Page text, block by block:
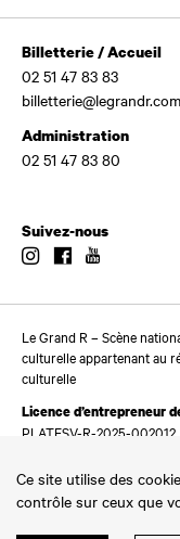
Billetterie / Accueil
02 51 47 83 83
billetterie@legrandr.com
Administration
02 51 47 83 80
Suivez-nous
InstagramFacebook
Le Grand R – Scène
culturelle appartenant au
culturelle
Licence d’entrepreneur
PLATESV-R-2025-
Ce site utilise des
contrôle sur ceux que